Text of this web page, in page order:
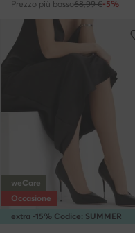
Prezzo più basso68,99 €-5%
extra -15% Codice: SUMMER
weCare
Occasione